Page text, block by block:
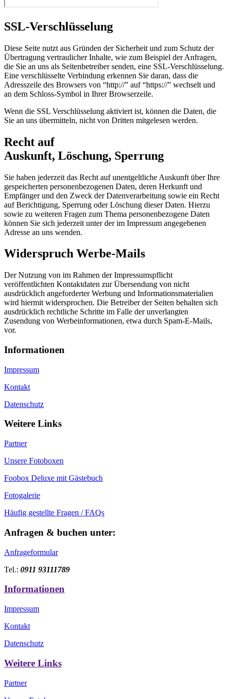
SSL-Verschlüsselung
Diese Seite nutzt aus Gründen der Sicherheit und zum Schutz der
Übertragung vertraulicher Inhalte, wie zum Beispiel der Anfragen,
die Sie an uns als Seitenbetreiber senden, eine SSL-Verschlüsselung.
Eine verschlüsselte Verbindung erkennen Sie daran, dass die
Adresszeile des Browsers von “http://” auf “https://” wechselt und
an dem Schloss-Symbol in Ihrer Browserzeile.
Wenn die SSL Verschlüsselung aktiviert ist, können die Daten, die
Sie an uns übermitteln, nicht von Dritten mitgelesen werden.
Recht auf
Auskunft, Löschung, Sperrung
Sie haben jederzeit das Recht auf unentgeltliche Auskunft über Ihre
gespeicherten personenbezogenen Daten, deren Herkunft und
Empfänger und den Zweck der Datenverarbeitung sowie ein Recht
auf Berichtigung, Sperrung oder Löschung dieser Daten. Hierzu
sowie zu weiteren Fragen zum Thema personenbezogene Daten
können Sie sich jederzeit unter der im Impressum angegebenen
Adresse an uns wenden.
Widerspruch Werbe-Mails
Der Nutzung von im Rahmen der Impressumspflicht
veröffentlichten Kontaktdaten zur Übersendung von nicht
ausdrücklich angeforderter Werbung und Informationsmaterialien
wird hiermit widersprochen. Die Betreiber der Seiten behalten sich
ausdrücklich rechtliche Schritte im Falle der unverlangten
Zusendung von Werbeinformationen, etwa durch Spam-E-Mails,
vor.
Informationen
Impressum
Kontakt
Datenschutz
Weitere Links
Partner
Unsere Fotoboxen
Foobox Deluxe mit Gästebuch
Fotogalerie
Häufig gestellte Fragen / FAQs
Anfragen & buchen unter:
Anfrageformular
Tel.: 0911 93111789
Informationen
Impressum
Kontakt
Datenschutz
Weitere Links​
Partner